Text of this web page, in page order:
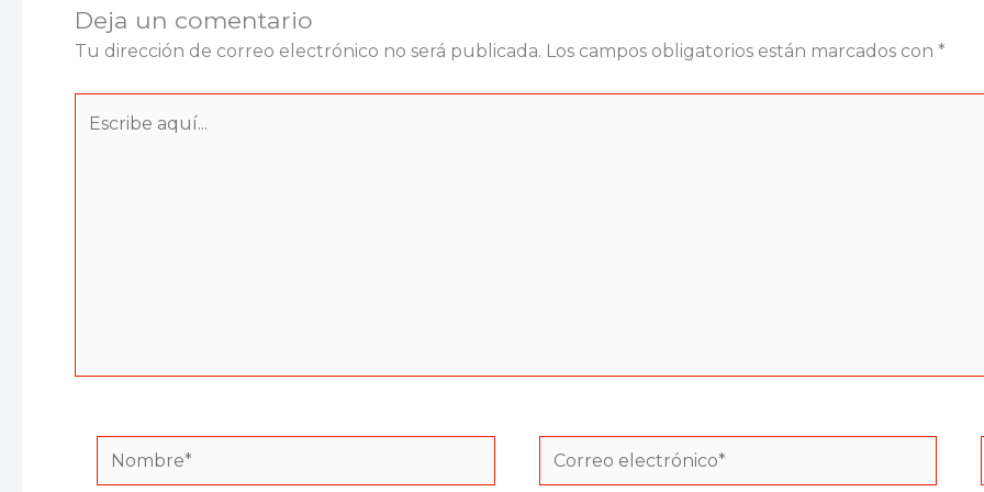
Deja un comentario
Tu dirección de correo electrónico no será publicada. Los campos obligatorios están marcados con *
Nombre*
Correo
electrónico*